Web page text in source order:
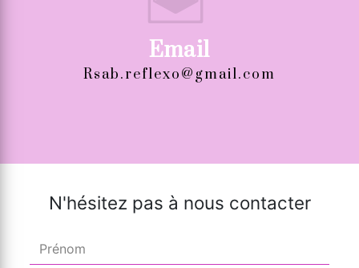
Email
rsab.reflexo@gmail.com
N'hésitez pas à nous contacter